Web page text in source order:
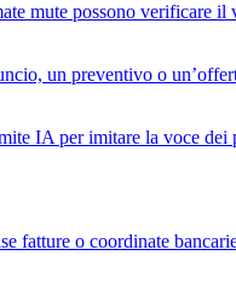
mute possono verificare
un preventivo o
IA per imitare la voce dei
fatture o coordinate